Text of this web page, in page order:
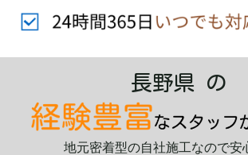
長野県 の
地元密着型の自社施工なので安